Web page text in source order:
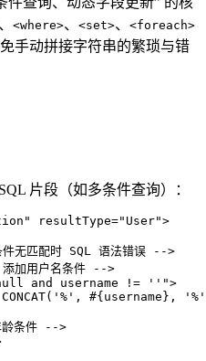
、 <where>、 <set>、 <foreach>
手动拼接字符串的繁琐与错
片段（如多条件查询）：
resultType="User">
无匹配时 SQL 语法错误 -->
加用户名条件 -->
and username != ''">
#{username},
条件 -->